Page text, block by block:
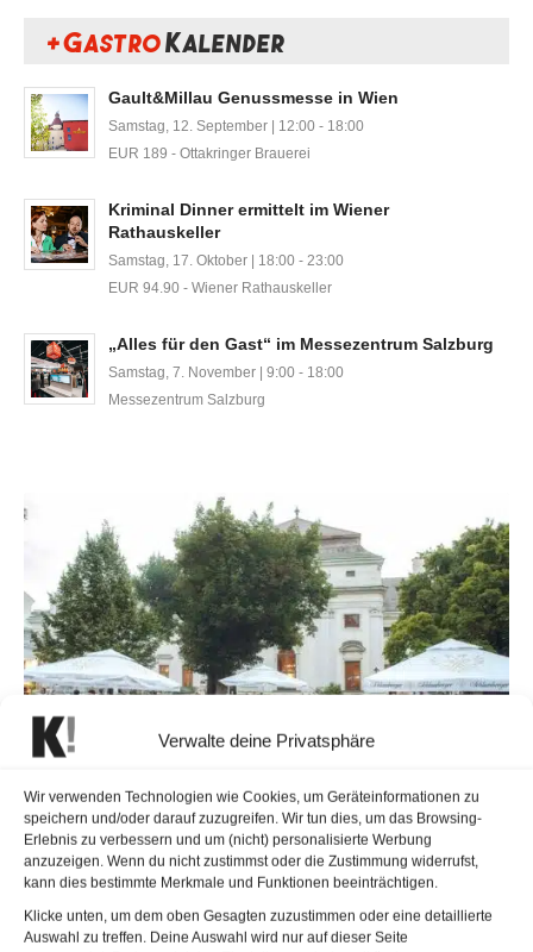
Verwalte deine Privatsphäre
Wir verwenden Technologien wie Cookies, um Geräteinformationen zu
speichern und/oder darauf zuzugreifen. Wir tun dies, um das Browsing-
Erlebnis zu verbessern und um (nicht) personalisierte Werbung
anzuzeigen. Wenn du nicht zustimmst oder die Zustimmung widerrufst,
kann dies bestimmte Merkmale und Funktionen beeinträchtigen.
Klicke unten, um dem oben Gesagten zuzustimmen oder eine detaillierte
Auswahl zu treffen. Deine Auswahl wird nur auf dieser Seite
+ Gastro Kalender
Gault&Millau Genussmesse in Wien
Samstag, 12. September | 12:00 - 18:00
EUR 189 - Ottakringer Brauerei
Kriminal Dinner ermittelt im Wiener
Rathauskeller
Samstag, 17. Oktober | 18:00 - 23:00
EUR 94.90 - Wiener Rathauskeller
„Alles für den Gast“ im Messezentrum Salzburg
Samstag, 7. November | 9:00 - 18:00
Messezentrum Salzburg
Public Viewing im Palais Auersperg
während des ESC
23. April 2026
Auersperg zum Public Viewing.